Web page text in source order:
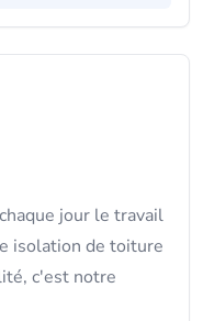
jour le travail
isolation de toiture
c'est notre